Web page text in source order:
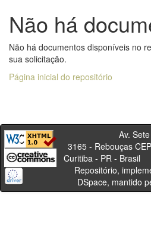
Não há
Não há documentos disponíveis no
sua solicitação.
Página inicial do repositório
Av. Sete de
3165 - Rebouças
Curitiba -
Repositório,
DSpace, mantido